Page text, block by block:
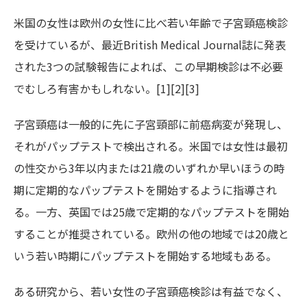
米国の女性は欧州の女性に比べ若い年齢で子宮頸癌検診
を受けているが、最近British Medical Journal誌に発表
された3つの試験報告によれば、この早期検診は不必要
でむしろ有害かもしれない。[1][2][3]
子宮頸癌は一般的に先に子宮頸部に前癌病変が発現し、
それがパップテストで検出される。米国では女性は最初
の性交から3年以内または21歳のいずれか早いほうの時
期に定期的なパップテストを開始するように指導され
る。一方、英国では25歳で定期的なパップテストを開始
することが推奨されている。欧州の他の地域では20歳と
いう若い時期にパップテストを開始する地域もある。
ある研究から、若い女性の子宮頸癌検診は有益でなく、